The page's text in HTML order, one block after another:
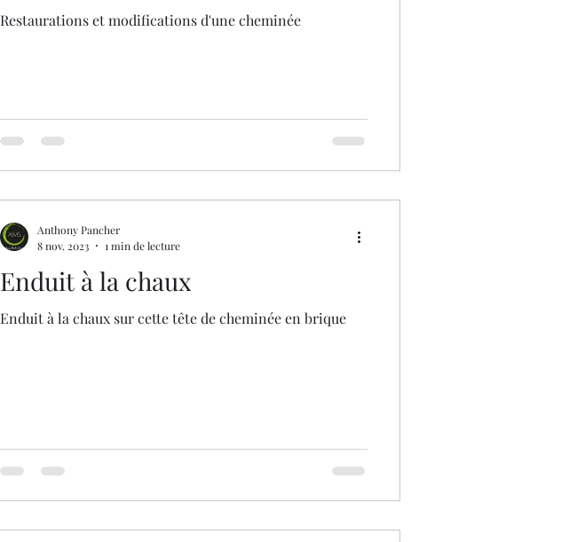
Restaurations et modifications d'une cheminée
Enduit à la chaux
Enduit à la chaux sur cette tête de cheminée en brique
Anthony Pancher
8 nov. 2023
1 min de lecture